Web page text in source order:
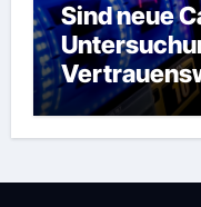
Sind neue